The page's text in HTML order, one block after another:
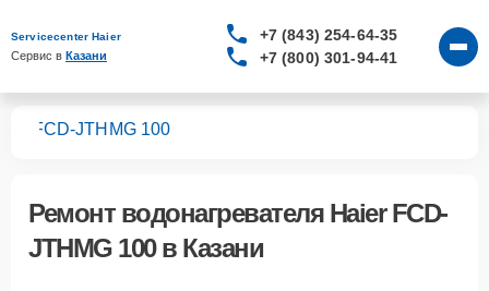
Servicecenter Haier
Сервис в Казани
+7 (843) 254-64-35
+7 (800) 301-94-41
FCD-JTHMG 100
Ремонт водонагревателя Haier FCD-
JTHMG 100в Казани